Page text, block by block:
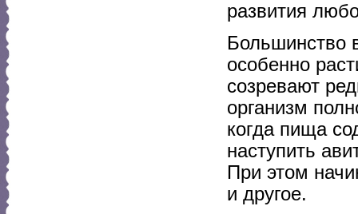
развития
Большинство
особенно
созревают
организм
когда пища
наступить
При этом
и другое.